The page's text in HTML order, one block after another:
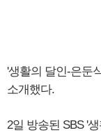
'생활의 달인-은둔
소개했다.
2일 방송된 SBS '